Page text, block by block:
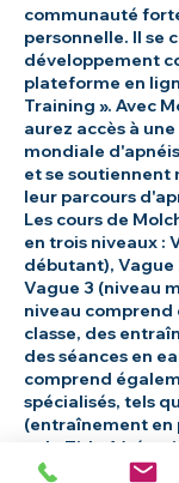
communauté
personnelle. Il se
développement
plateforme en
Training ». Avec
aurez accès à
mondiale
et se
leur parcours
Les cours de
en trois niveaux :
débutant), Vague
Vague 3 (niveau
niveau comprend
classe, des
des séances en
comprend
spécialisés, tels
(entraînement en
et le Tide 1